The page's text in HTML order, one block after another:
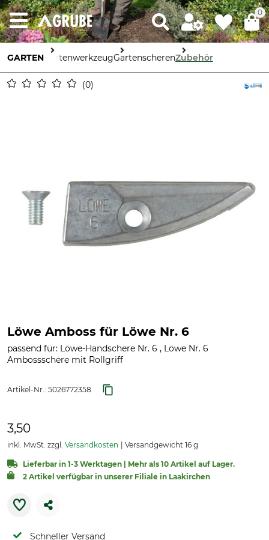
0
GARTEN GartenwerkzeugGartenscherenZubehör
0
Löwe Amboss für Löwe Nr. 6
passend für: Löwe-Handschere Nr. 6 , Löwe Nr. 6
Ambossschere mit Rollgriff
Artikel-Nr.: 5026772358
3,50
inkl. MwSt. zzgl. Versandkosten Versandgewicht 16 g
Lieferbar in 1-3 Werktagen | Mehr als 10 Artikel auf Lager.
2 Artikel verfügbar in unserer Filiale in Laakirchen
Schneller Versand